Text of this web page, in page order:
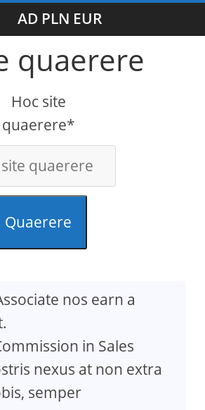
AD PLN EUR
quaerere
Hoc site
quaerere*
Quaerere
nos earn a
in Sales
nexus at non extra
semper